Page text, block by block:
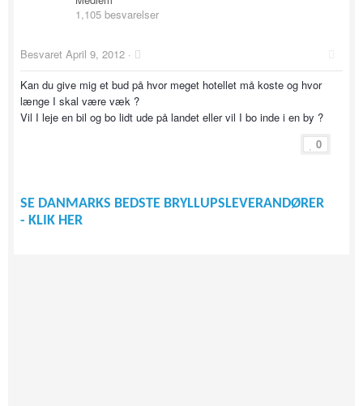
1,105 besvarelser
Besvaret April 9, 2012 ·
Kan du give mig et bud på hvor meget hotellet må koste og hvor
længe I skal være væk ?
Vil I leje en bil og bo lidt ude på landet eller vil I bo inde i en by ?
0
SE DANMARKS BEDSTE BRYLLUPSLEVERANDØRER
- KLIK HER